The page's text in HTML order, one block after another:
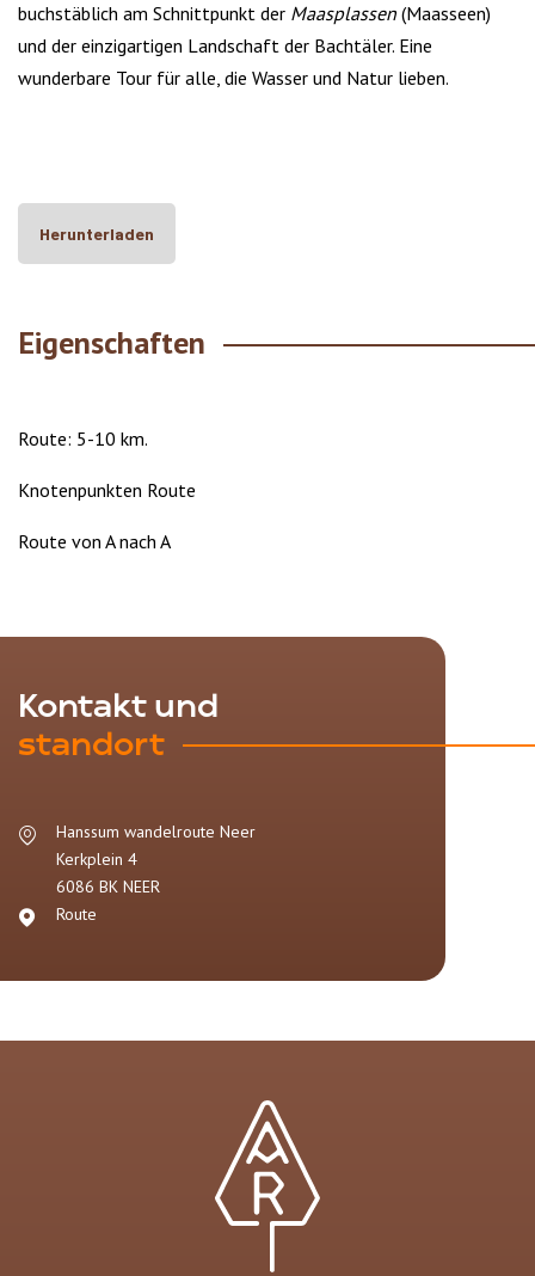
buchstäblich am Schnittpunkt der Maasplassen (Maasseen)
und der einzigartigen Landschaft der Bachtäler. Eine
wunderbare Tour für alle, die Wasser und Natur lieben.
Herunterladen
Eigenschaften
Route: 5-10 km.
Knotenpunkten Route
Route von A nach A
Kontakt und
standort
Hanssum wandelroute Neer
Kerkplein 4
6086 BK NEER
Route